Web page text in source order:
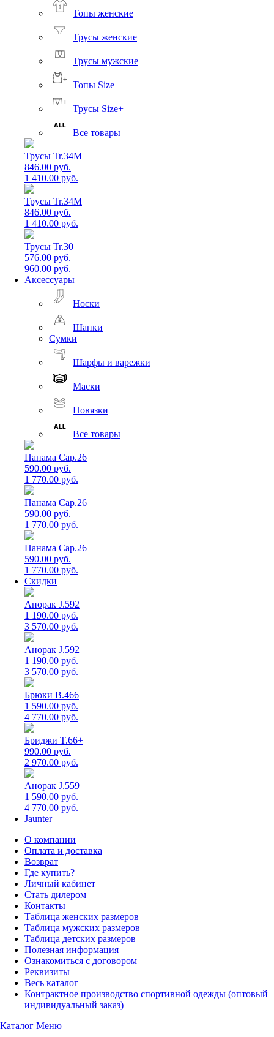
Топы женские
Трусы женские
Трусы мужские
Топы Size+
Трусы Size+
Все товары
Трусы Tr.34M
846.00 руб.
1 410.00 руб.
Трусы Tr.34M
846.00 руб.
1 410.00 руб.
Трусы Tr.30
576.00 руб.
960.00 руб.
Аксессуары
Носки
Шапки
Сумки
Шарфы и варежки
Маски
Повязки
Все товары
Панама Cap.26
590.00 руб.
1 770.00 руб.
Панама Cap.26
590.00 руб.
1 770.00 руб.
Панама Cap.26
590.00 руб.
1 770.00 руб.
Скидки
Анорак J.592
1 190.00 руб.
3 570.00 руб.
Анорак J.592
1 190.00 руб.
3 570.00 руб.
Брюки B.466
1 590.00 руб.
4 770.00 руб.
Бриджи T.66+
990.00 руб.
2 970.00 руб.
Анорак J.559
1 590.00 руб.
4 770.00 руб.
Jaunter
О компании
Оплата и доставка
Возврат
Где купить?
Личный кабинет
Стать дилером
Контакты
Таблица женских размеров
Таблица мужских размеров
Таблица детских размеров
Полезная информация
Ознакомиться с договором
Реквизиты
Весь каталог
Контрактное производство спортивной одежды (оптовый
индивидуальный заказ)
Каталог Меню